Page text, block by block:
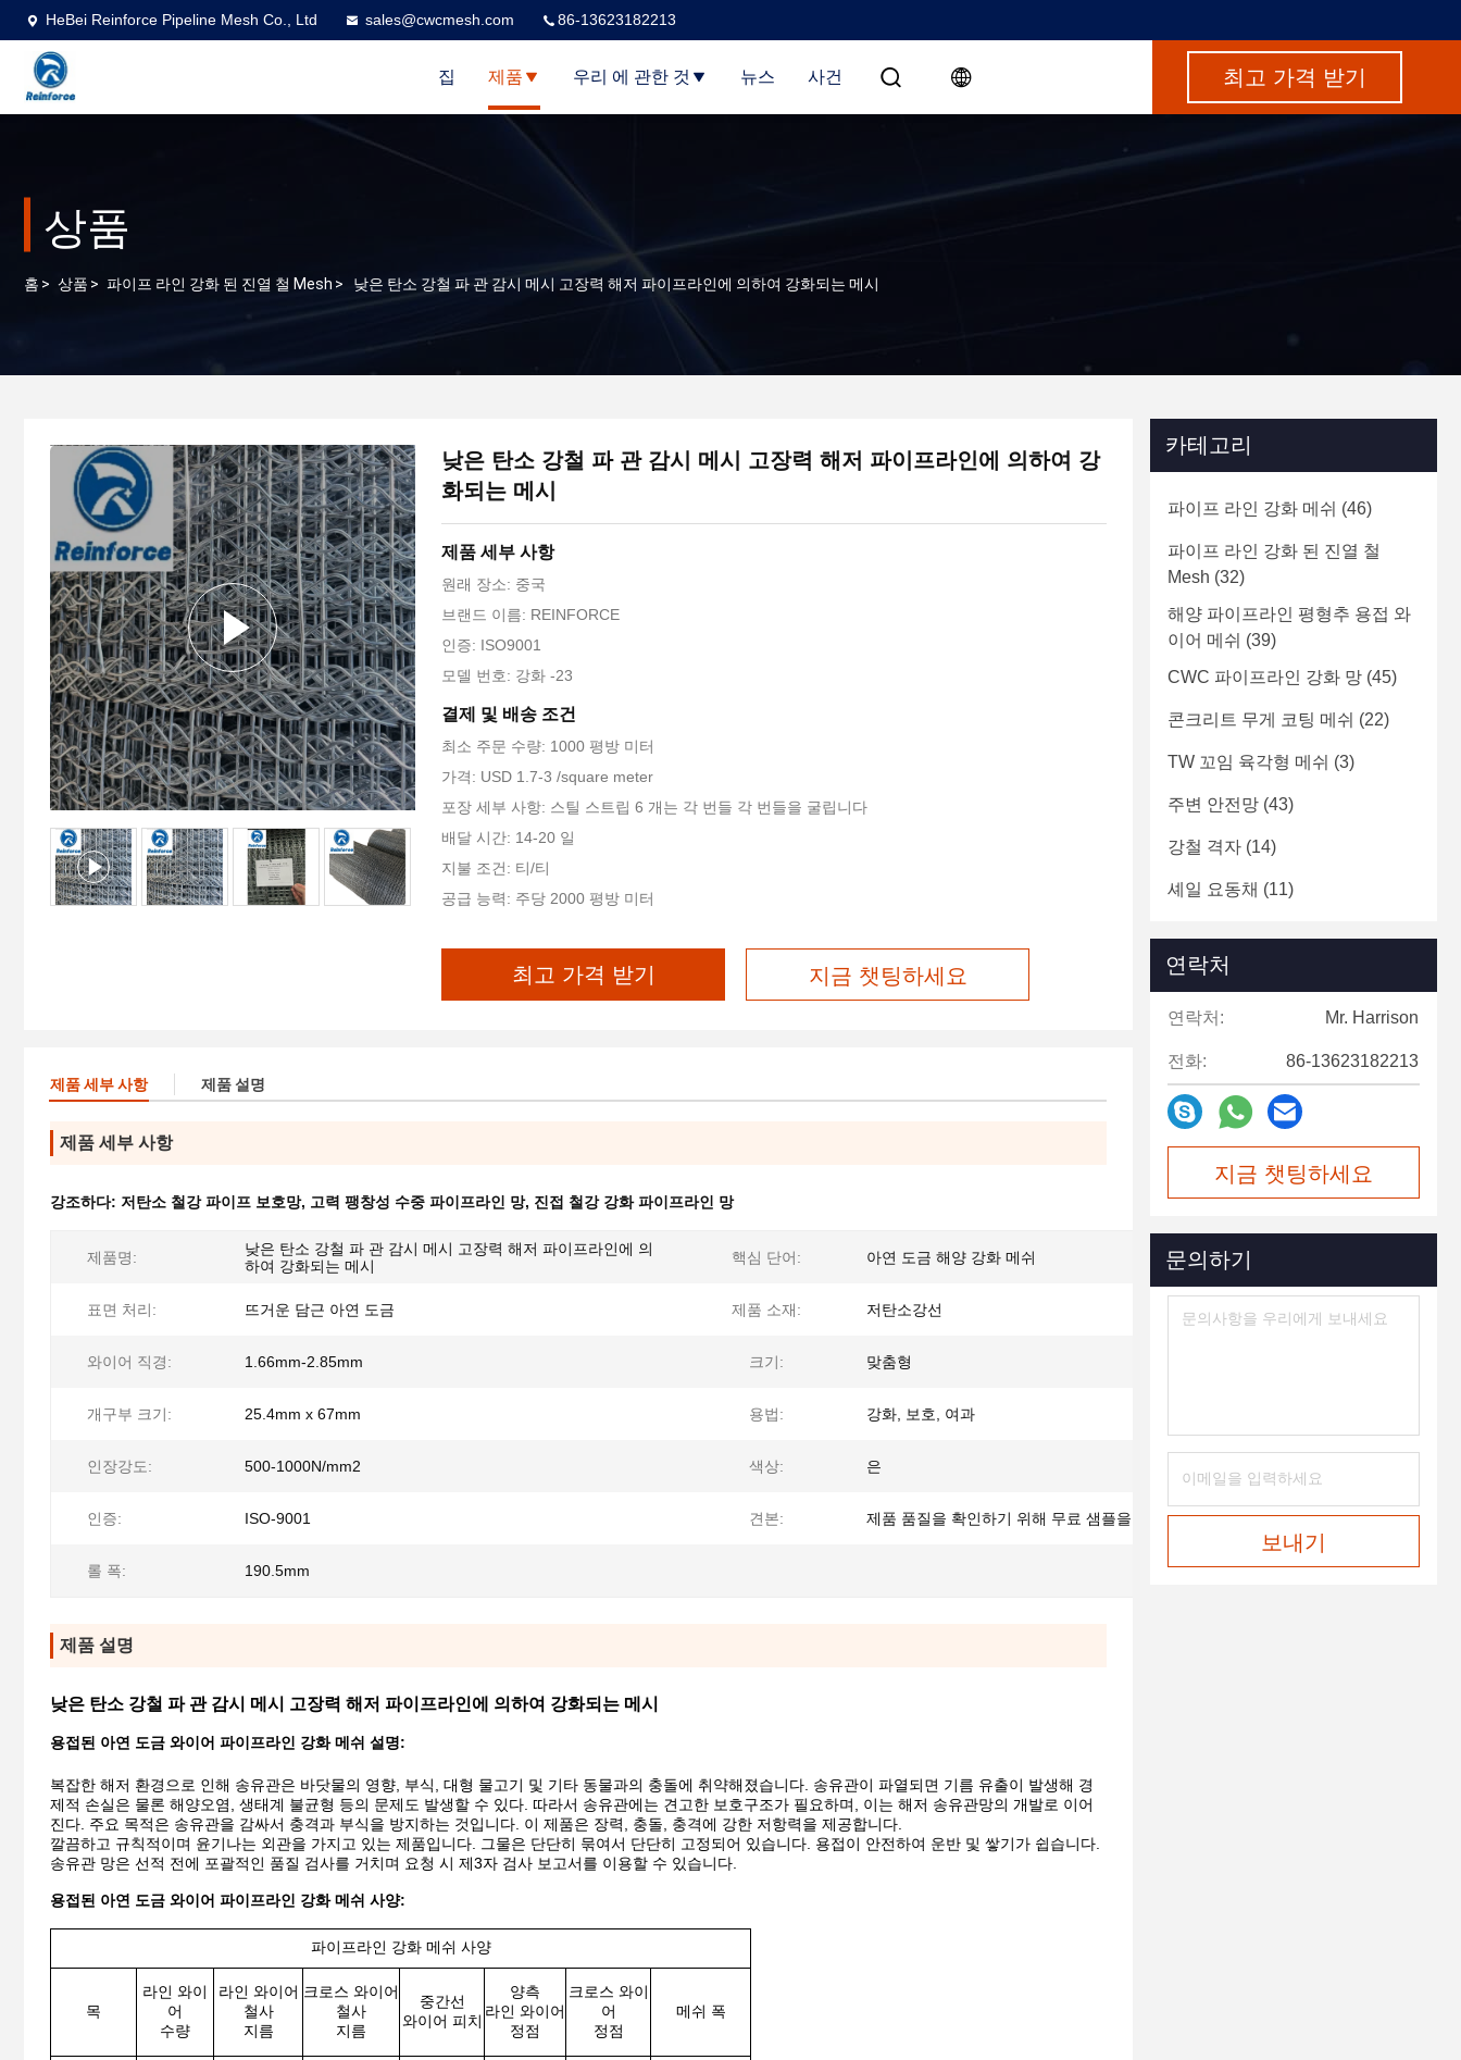
HeBei Reinforce Pipeline Mesh Co., Ltd sales@cwcmesh.com 86-13623182213
집 제품 우리 에 관한 것 뉴스 사건 최고 가격 받기
상품
홈 > 상품 > 파이프 라인 강화 된 진열 철 Mesh > 낮은 탄소 강철 파 관 감시 메시 고장력 해저 파이프라인에 의하여 강화되는 메시
낮은 탄소 강철 파 관 감시 메시 고장력 해저 파이프라인에 의하여 강
화되는 메시
제품 세부 사항
원래 장소: 중국
브랜드 이름: REINFORCE
인증: ISO9001
모델 번호: 강화 -23
결제 및 배송 조건
최소 주문 수량: 1000 평방 미터
가격: USD 1.7-3 /square meter
포장 세부 사항: 스틸 스트립 6 개는 각 번들 각 번들을 굴립니다
배달 시간: 14-20 일
지불 조건: 티/티
공급 능력: 주당 2000 평방 미터
최고 가격 받기 지금 챗팅하세요
제품 세부 사항 제품 설명
제품 세부 사항
강조하다: 저탄소 철강 파이프 보호망, 고력 팽창성 수중 파이프라인 망, 진접 철강 강화 파이프라인 망
제품명:
낮은 탄소 강철 파 관 감시 메시 고장력 해저 파이프라인에 의
하여 강화되는 메시
핵심 단어: 아연 도금 해양 강화 메쉬
표면 처리: 뜨거운 담근 아연 도금 제품 소재: 저탄소강선
와이어 직경: 1.66mm-2.85mm 크기: 맞춤형
개구부 크기: 25.4mm x 67mm 용법: 강화, 보호, 여과
인장강도: 500-1000N/mm2 색상: 은
인증: ISO-9001 견본: 제품 품질을 확인하기 위해 무료 샘플을 공급하십시오
롤 폭: 190.5mm
제품 설명
낮은 탄소 강철 파 관 감시 메시 고장력 해저 파이프라인에 의하여 강화되는 메시
용접된 아연 도금 와이어 파이프라인 강화 메쉬 설명:
복잡한 해저 환경으로 인해 송유관은 바닷물의 영향, 부식, 대형 물고기 및 기타 동물과의 충돌에 취약해졌습니다. 송유관이 파열되면 기름 유출이 발생해 경
제적 손실은 물론 해양오염, 생태계 불균형 등의 문제도 발생할 수 있다. 따라서 송유관에는 견고한 보호구조가 필요하며, 이는 해저 송유관망의 개발로 이어
진다. 주요 목적은 송유관을 감싸서 충격과 부식을 방지하는 것입니다. 이 제품은 장력, 충돌, 충격에 강한 저항력을 제공합니다.
깔끔하고 규칙적이며 윤기나는 외관을 가지고 있는 제품입니다. 그물은 단단히 묶여서 단단히 고정되어 있습니다. 용접이 안전하여 운반 및 쌓기가 쉽습니다.
송유관 망은 선적 전에 포괄적인 품질 검사를 거치며 요청 시 제3자 검사 보고서를 이용할 수 있습니다.
용접된 아연 도금 와이어 파이프라인 강화 메쉬 사양:
파이프라인 강화 메쉬 사양
목
라인 와이
어
수량
라인 와이어
철사
지름
크로스 와이어
철사
지름
중간선
와이어 피치
양측
라인 와이어
정점
크로스 와이
어
정점
메쉬 폭
카테고리
파이프 라인 강화 메쉬 (46)
파이프 라인 강화 된 진열 철
Mesh (32)
해양 파이프라인 평형추 용접 와
이어 메쉬 (39)
CWC 파이프라인 강화 망 (45)
콘크리트 무게 코팅 메쉬 (22)
TW 꼬임 육각형 메쉬 (3)
주변 안전망 (43)
강철 격자 (14)
셰일 요동채 (11)
연락처
연락처: Mr. Harrison
전화: 86-13623182213
지금 챗팅하세요
문의하기
보내기